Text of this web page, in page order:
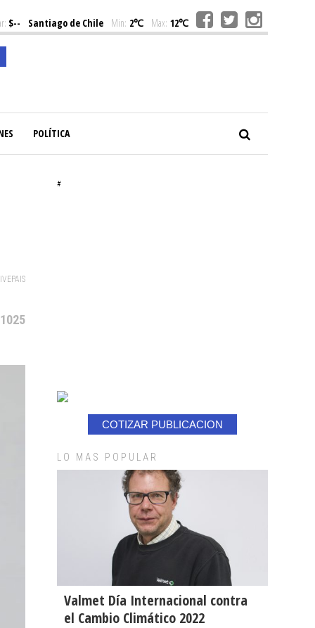
$-- Santiago de Chile Min: 2℃ Max: 12℃
POLÍTICA
#
COTIZAR PUBLICACION
LO MAS POPULAR
Valmet Día Internacional contra
el Cambio Climático 2022